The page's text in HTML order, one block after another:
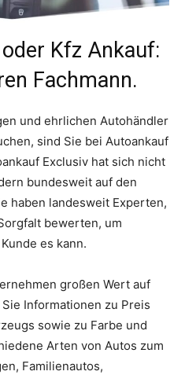
Kfz Ankauf:
Fachmann.
und ehrlichen Autohändler
sind Sie bei Autoankauf
Exclusiv hat sich nicht
bundesweit auf den
haben landesweit Experten,
bewerten, um
es kann.
großen Wert auf
Informationen zu Preis
sowie zu Farbe und
Arten von Autos zum
Familienautos,